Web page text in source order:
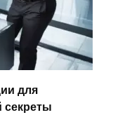
для
секреты